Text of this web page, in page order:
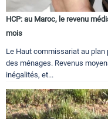
HCP: au Maroc, le revenu
mois
Le Haut commissariat au plan
des ménages. Revenus
inégalités, et...